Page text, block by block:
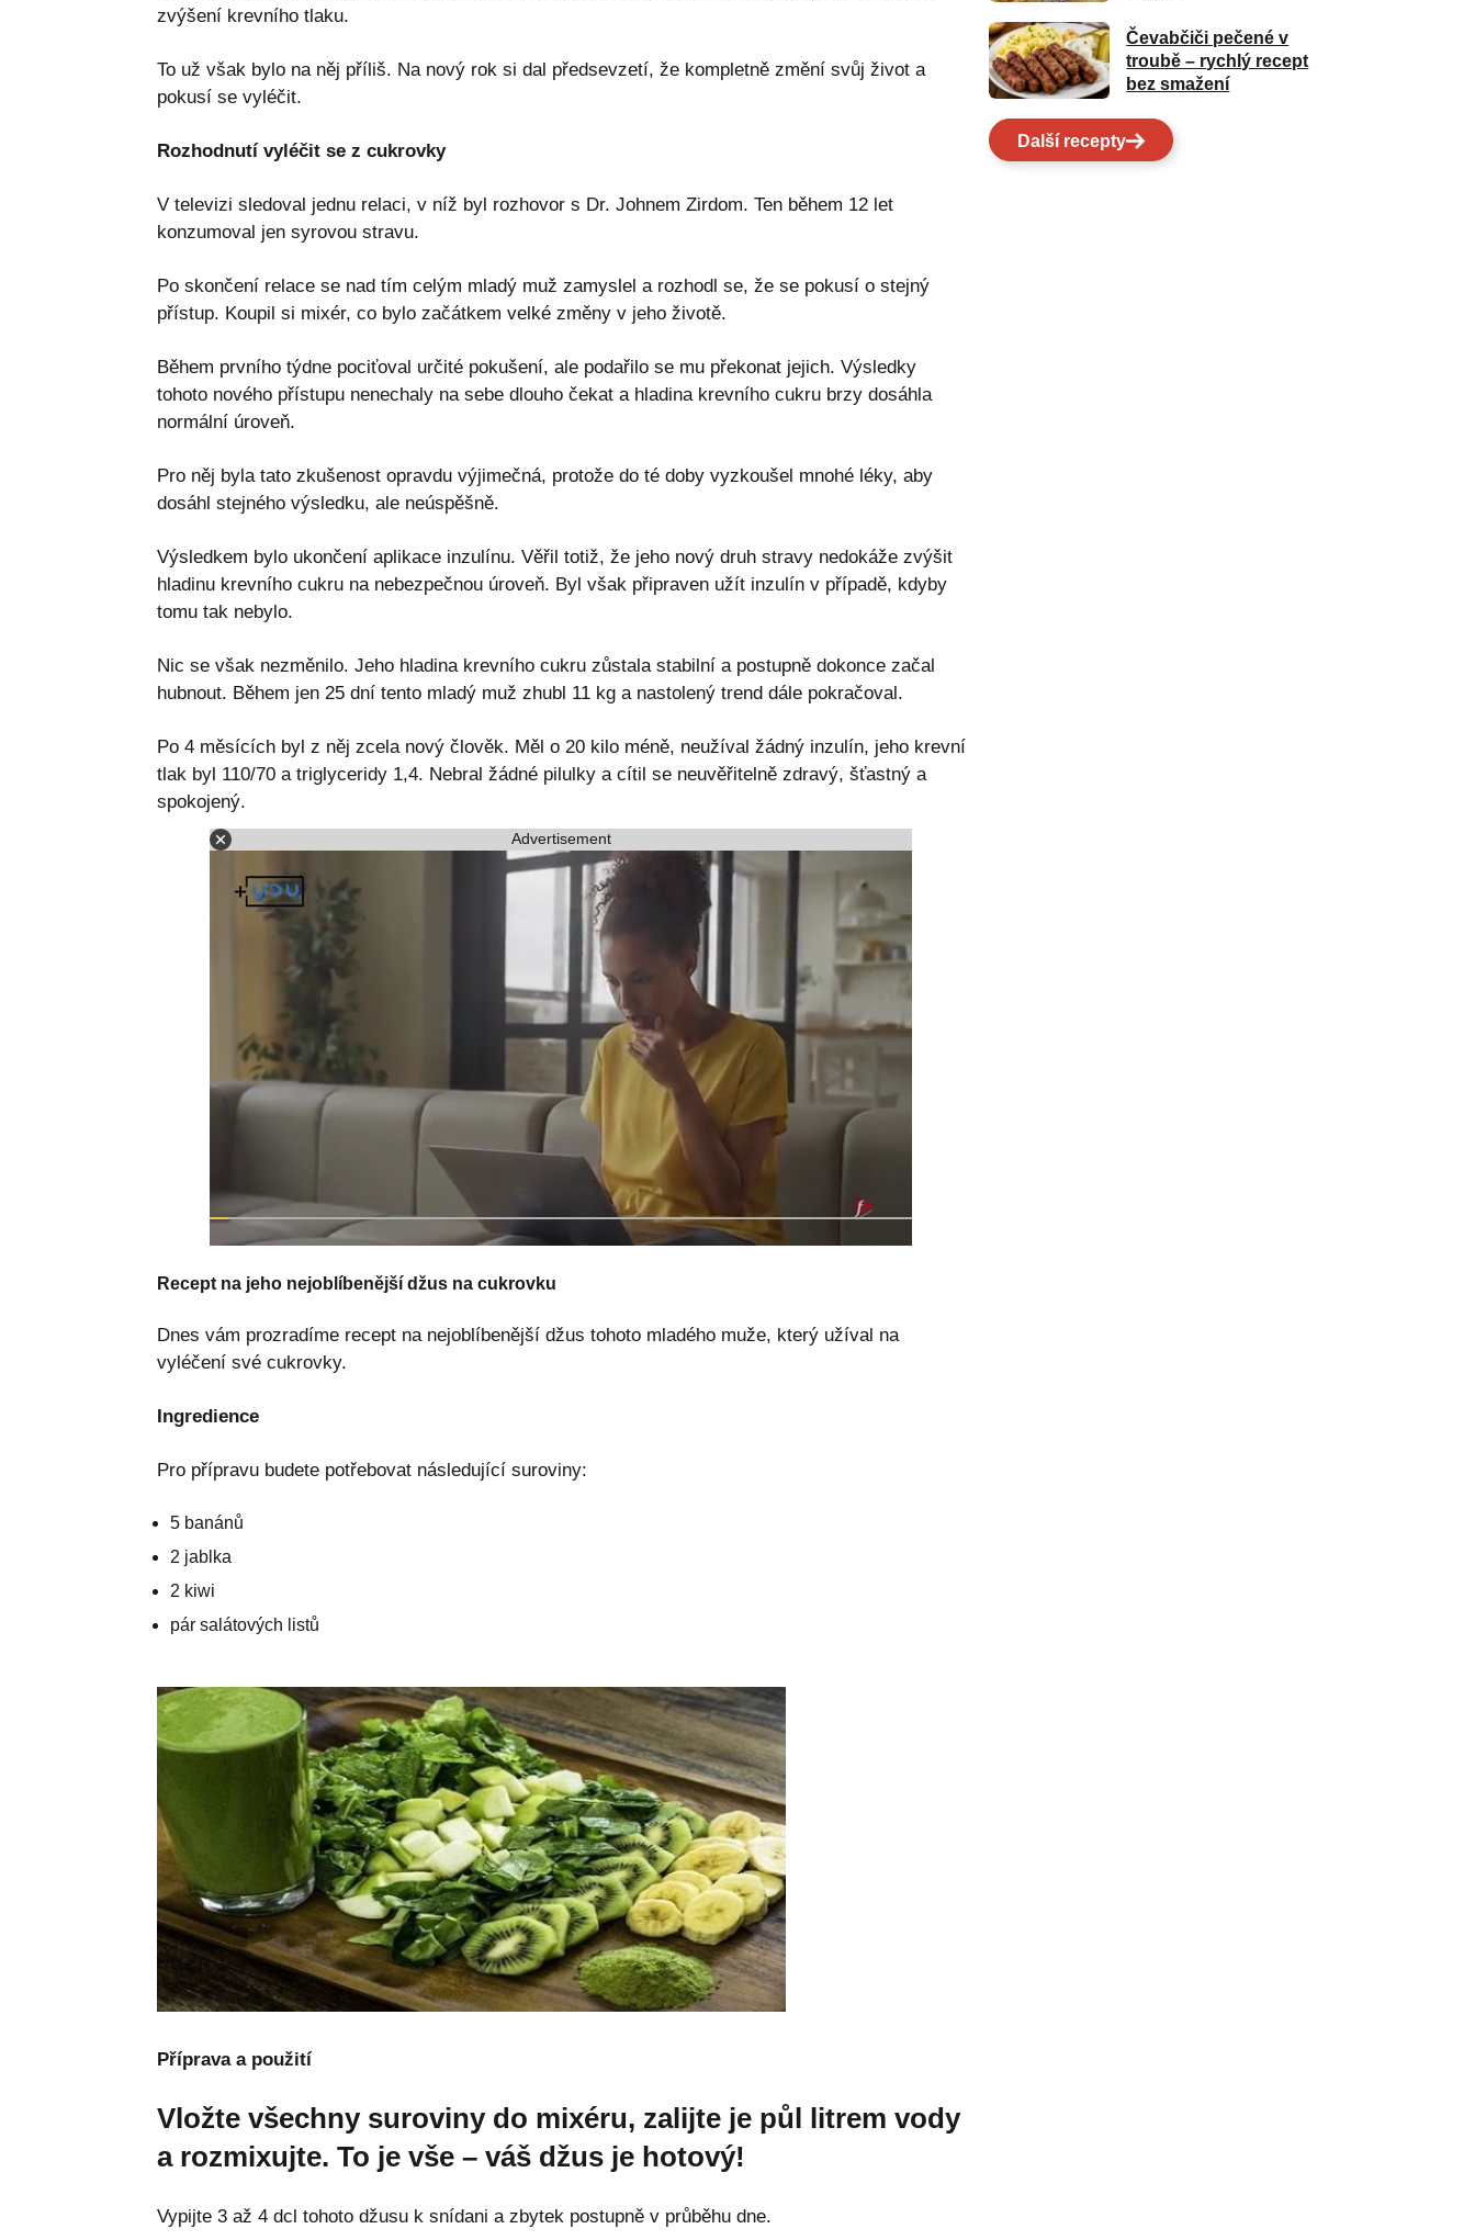
zvýšení krevního tlaku.
To už však bylo na něj příliš. Na nový rok si dal předsevzetí, že kompletně změní svůj život a
pokusí se vyléčit.
Rozhodnutí vyléčit se z cukrovky
V televizi sledoval jednu relaci, v níž byl rozhovor s Dr. Johnem Zirdom. Ten během 12 let
konzumoval jen syrovou stravu.
Po skončení relace se nad tím celým mladý muž zamyslel a rozhodl se, že se pokusí o stejný
přístup. Koupil si mixér, co bylo začátkem velké změny v jeho životě.
Během prvního týdne pociťoval určité pokušení, ale podařilo se mu překonat jejich. Výsledky
tohoto nového přístupu nenechaly na sebe dlouho čekat a hladina krevního cukru brzy dosáhla
normální úroveň.
Pro něj byla tato zkušenost opravdu výjimečná, protože do té doby vyzkoušel mnohé léky, aby
dosáhl stejného výsledku, ale neúspěšně.
Výsledkem bylo ukončení aplikace inzulínu. Věřil totiž, že jeho nový druh stravy nedokáže zvýšit
hladinu krevního cukru na nebezpečnou úroveň. Byl však připraven užít inzulín v případě, kdyby
tomu tak nebylo.
Nic se však nezměnilo. Jeho hladina krevního cukru zůstala stabilní a postupně dokonce začal
hubnout. Během jen 25 dní tento mladý muž zhubl 11 kg a nastolený trend dále pokračoval.
Po 4 měsících byl z něj zcela nový člověk. Měl o 20 kilo méně, neužíval žádný inzulín, jeho krevní
tlak byl 110/70 a triglyceridy 1,4. Nebral žádné pilulky a cítil se neuvěřitelně zdravý, šťastný a
spokojený.
Advertisement
Recept na jeho nejoblíbenější džus na cukrovku
Dnes vám prozradíme recept na nejoblíbenější džus tohoto mladého muže, který užíval na
vyléčení své cukrovky.
Ingredience
Pro přípravu budete potřebovat následující suroviny:
5 banánů
2 jablka
2 kiwi
pár salátových listů
Příprava a použití
Vložte všechny suroviny do mixéru, zalijte je půl litrem vody
a rozmixujte. To je vše – váš džus je hotový!
Vypijte 3 až 4 dcl tohoto džusu k snídani a zbytek postupně v průběhu dne.
Čevabčiči pečené v
troubě – rychlý recept
bez smažení
Další recepty